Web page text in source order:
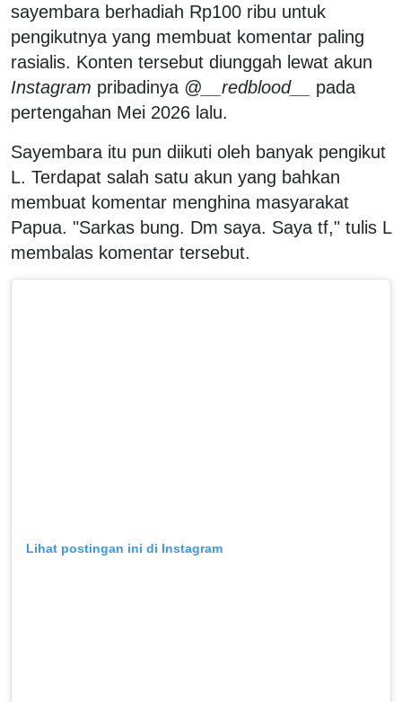
sayembara berhadiah Rp100 ribu untuk
pengikutnya yang membuat komentar paling
rasialis. Konten tersebut diunggah lewat akun
Instagram pribadinya @__redblood__
pada
pertengahan Mei 2026 lalu.
Sayembara itu pun diikuti oleh banyak pengikut
L. Terdapat salah satu akun yang bahkan
membuat komentar menghina masyarakat
Papua. "Sarkas bung. Dm saya. Saya tf," tulis L
membalas komentar tersebut.
Lihat postingan ini di Instagram